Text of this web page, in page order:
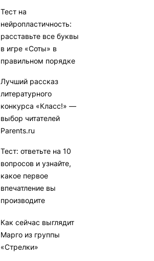
Тест на
нейропластичность:
расставьте все буквы
в игре «Соты» в
правильном порядке
Лучший рассказ
литературного
конкурса «Класс!» —
выбор читателей
Parents.ru
Тест: ответьте на 10
вопросов и узнайте,
какое первое
впечатление вы
производите
Как сейчас выглядит
Марго из группы
«Стрелки»